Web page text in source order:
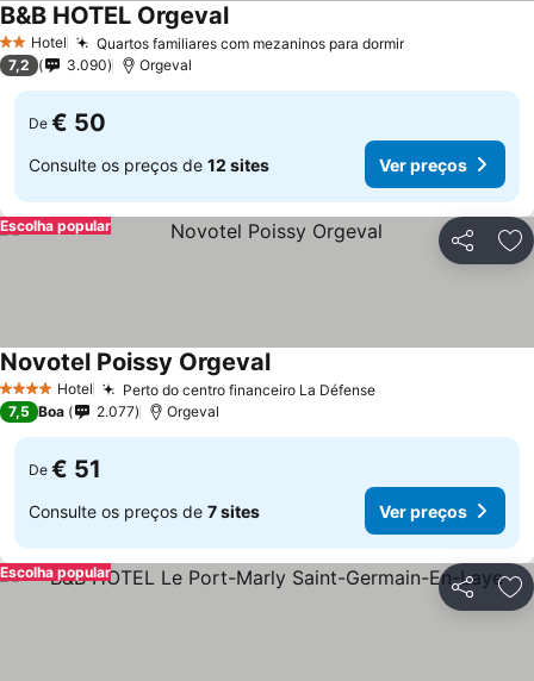
2 Estrelas
Hotel Quartos familiares com mezaninos para dormirVer preços
B&B HOTEL OrgevalVer preços
7,2 3.090 Orgeval
De € 50
Consulte os preços de 12 sites Ver preços
Partilhar
Escolha popular
4 EstrelasHotel Perto do centro financeiro La DéfenseVer preços
Novotel Poissy OrgevalVer preços
7,5 Boa 2.077 Orgeval
De € 51
Consulte os preços de 7 sites Ver preços
Partilhar
Escolha popular